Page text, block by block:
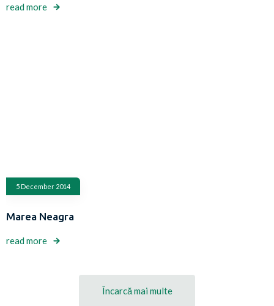
read more
5 December 2014
Marea Neagra
read more
Încarcă mai multe